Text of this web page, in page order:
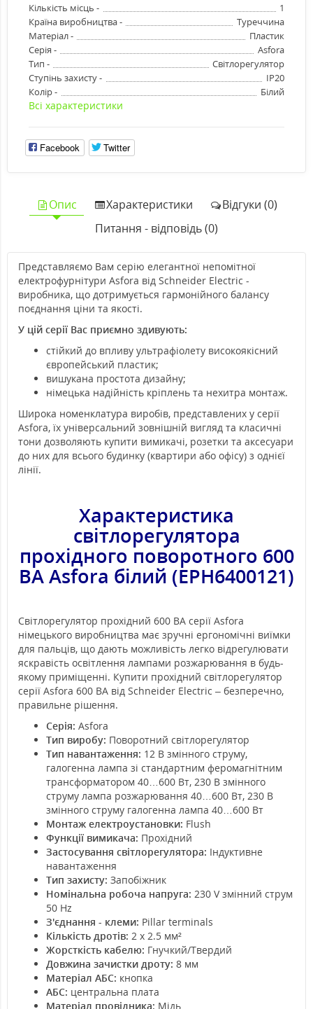
Кількість місць -
1
Країна виробництва -
Туреччина
Матеріал -
Пластик
Серія -
Asfora
Тип -
Світлорегулятор
Ступінь захисту -
IP20
Колір -
Білий
Всі характеристики
Facebook Twitter
Опис Характеристики
Відгуки (0)
Питання - відповідь (0)
Представляємо Вам серію елегантної непомітної
електрофурнітури Asfora від Schneider Electric -
виробника, що дотримується гармонійного балансу
поєднання ціни та якості.
У цій серії Вас приємно здивують:
стійкий до впливу ультрафіолету високоякісний
європейський пластик;
вишукана простота дизайну;
німецька надійність кріплень та нехитра монтаж.
Широка номенклатура виробів, представлених у серії
Asfora, їх універсальний зовнішній вигляд та класичні
тони дозволяють купити вимикачі, розетки та аксесуари
до них для всього будинку (квартири або офісу) з однієї
лінії.
Характеристика
світлорегулятора
прохідного поворотного 600
ВА Asfora білий (EPH6400121)
Світлорегулятор прохідний 600 ВА серії Asfora
німецького виробництва має зручні ергономічні виїмки
для пальців, що дають можливість легко відрегулювати
яскравість освітлення лампами розжарювання в будь-
якому приміщенні. Купити прохідний світлорегулятор
серії Asfora 600 ВА від Schneider Electric – безперечно,
правильне рішення.
Серія: Asfora
Тип виробу: Поворотний світлорегулятор
Тип навантаження: 12 В змінного струму,
галогенна лампа зі стандартним феромагнітним
трансформатором 40…600 Вт, 230 В змінного
струму лампа розжарювання 40…600 Вт, 230 В
змінного струму галогенна лампа 40…600 Вт
Монтаж електроустановки: Flush
Функції вимикача: Прохідний
Застосування світлорегулятора: Індуктивне
навантаження
Тип захисту: Запобіжник
Номінальна робоча напруга: 230 V змінний струм
50 Hz
З'єднання - клеми: Pillar terminals
Кількість дротів: 2 x 2.5 мм²
Жорсткість кабелю: Гнучкий/Твердий
Довжина зачистки дроту: 8 мм
Матеріал АБС: кнопка
АБС: центральна плата
Матеріал провідника: Мідь